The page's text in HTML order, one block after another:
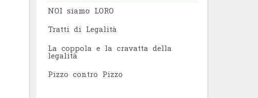
NOI siamo LORO
Tratti di Legalità
La coppola e la cravatta della
legalità
Pizzo contro Pizzo